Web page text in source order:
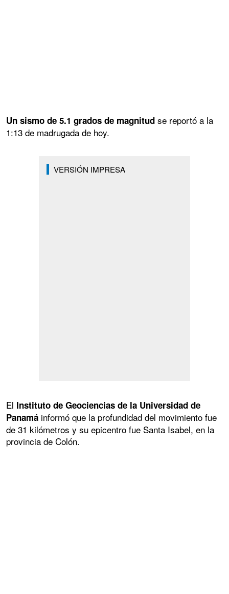
Un sismo de 5.1 grados de magnitud se reportó a la
1:13 de madrugada de hoy.
VERSIÓN IMPRESA
El Instituto de Geociencias de la Universidad de
Panamá informó que la profundidad del movimiento fue
de 31 kilómetros y su epicentro fue Santa Isabel, en la
provincia de Colón.